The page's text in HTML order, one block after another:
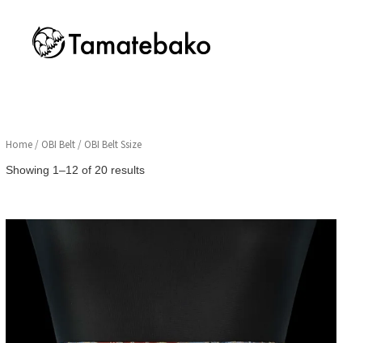
Home / OBI Belt / OBI Belt Ssize
Showing 1–12 of 20 resultsSorted